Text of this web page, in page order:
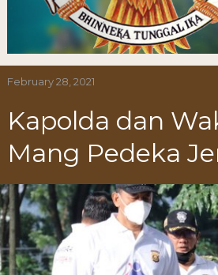
February 28, 2021
Kapolda dan
Mang Pedeka